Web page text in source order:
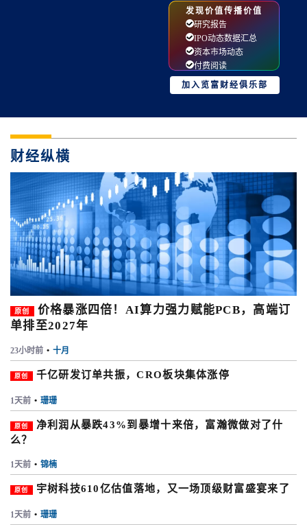
发现价值传播价值
研究报告
IPO动态数据汇总
资本市场动态
付费阅读
加入览富财经俱乐部
财经纵横
原创
价格暴涨四倍！AI算力强力赋能PCB，高端订
单排至2027年
23小时前 • 十月
原创 千亿研发订单共振，CRO板块集体涨停
1天前 • 珊珊
原创
净利润从暴跌43%到暴增十来倍，富瀚微做对了什
么？
1天前 • 锦楠
原创 宇树科技610亿估值落地，又一场顶级财富盛宴来了
1天前 • 珊珊